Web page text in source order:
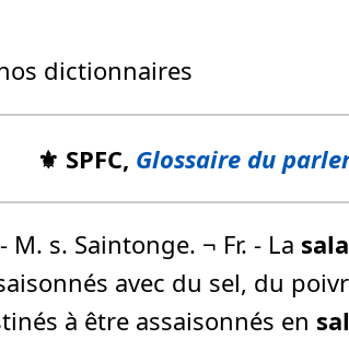
dictionnaires
⚜️ SPFC, Glossaire du
s. Saintonge. ¬ Fr. - La
avec du sel, du
à être assaisonnés en